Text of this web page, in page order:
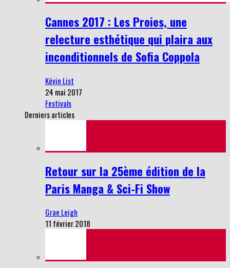
Cannes 2017 : Les Proies, une
relecture esthétique qui plaira aux
inconditionnels de Sofia Coppola
Kévin List
24 mai 2017
Festivals
Derniers articles
Retour sur la 25ème édition de la
Paris Manga & Sci-Fi Show
Grae Leigh
11 février 2018